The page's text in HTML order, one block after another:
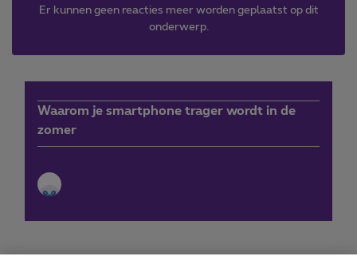
Er kunnen geen reacties meer worden geplaatst op dit
onderwerp.
Waarom je smartphone trager wordt in de
zomer